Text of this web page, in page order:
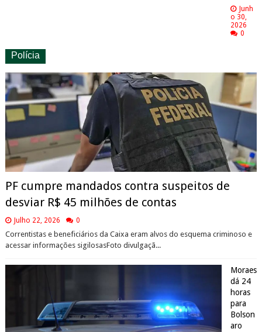
Junh
o 30,
2026
0
Polícia
PF cumpre mandados contra suspeitos de
desviar R$ 45 milhões de contas
Julho 22, 2026 0
Correntistas e beneficiários da Caixa eram alvos do esquema criminoso e
acessar informações sigilosasFoto divulgaçã...
Moraes
dá 24
horas
para
Bolson
aro